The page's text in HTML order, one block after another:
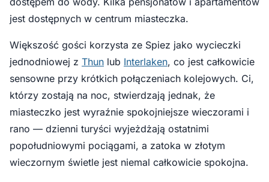
jest dostępnych w centrum miasteczka.
Większość gości korzysta ze Spiez jako wycieczki
jednodniowej z Thun lub Interlaken, co jest całkowicie
sensowne przy krótkich połączeniach kolejowych. Ci,
którzy zostają na noc, stwierdzają jednak, że
miasteczko jest wyraźnie spokojniejsze wieczorami i
rano — dzienni turyści wyjeżdżają ostatnimi
popołudniowymi pociągami, a zatoka w złotym
wieczornym świetle jest niemal całkowicie spokojna.